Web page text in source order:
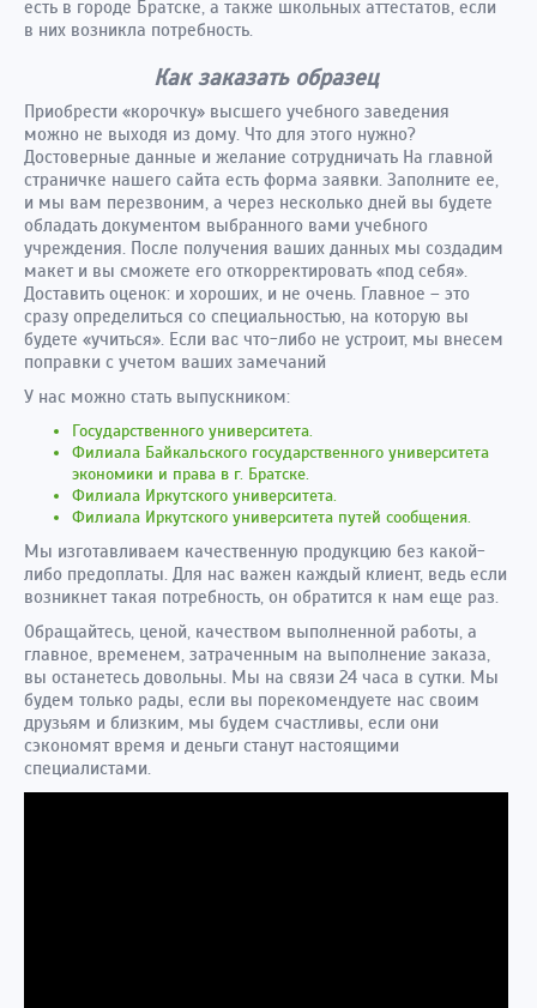
есть в городе Братске, а также школьных аттестатов, если
в них возникла потребность.
Как заказать образец
Приобрести «корочку» высшего учебного заведения
можно не выходя из дому. Что для этого нужно?
Достоверные данные и желание сотрудничать На главной
страничке нашего сайта есть форма заявки. Заполните ее,
и мы вам перезвоним, а через несколько дней вы будете
обладать документом выбранного вами учебного
учреждения. После получения ваших данных мы создадим
макет и вы сможете его откорректировать «под себя».
Доставить оценок: и хороших, и не очень. Главное – это
сразу определиться со специальностью, на которую вы
будете «учиться». Если вас что-либо не устроит, мы внесем
поправки с учетом ваших замечаний
У нас можно стать выпускником:
Государственного университета.
Филиала Байкальского государственного университета
экономики и права в г. Братске.
Филиала Иркутского университета.
Филиала Иркутского университета путей сообщения.
Мы изготавливаем качественную продукцию без какой-
либо предоплаты. Для нас важен каждый клиент, ведь если
возникнет такая потребность, он обратится к нам еще раз.
Обращайтесь, ценой, качеством выполненной работы, а
главное, временем, затраченным на выполнение заказа,
вы останетесь довольны. Мы на связи 24 часа в сутки. Мы
будем только рады, если вы порекомендуете нас своим
друзьям и близким, мы будем счастливы, если они
сэкономят время и деньги станут настоящими
специалистами.